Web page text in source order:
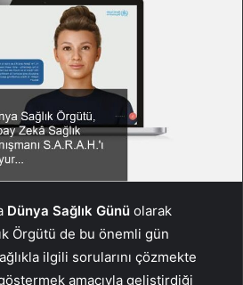
Dünya Sağlık Günü olarak
Örgütü de bu önemli gün
ilgili sorularını çözmekte
amacıyla geliştirdiği